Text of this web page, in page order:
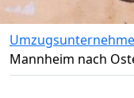
Mannheim nach